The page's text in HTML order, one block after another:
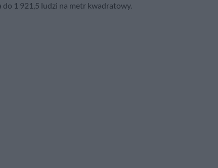
do 1 921,5 ludzi na metr kwadratowy.